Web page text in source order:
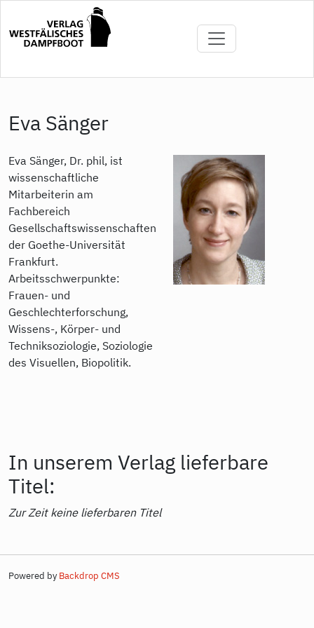
Inhalt
Eva Sänger
Eva Sänger, Dr. phil, ist
wissenschaftliche
Mitarbeiterin am
Fachbereich
Gesellschaftswissenschaften
der Goethe-Universität
Frankfurt.
Arbeitsschwerpunkte:
Frauen- und
Geschlechterforschung,
Wissens-, Körper- und
Techniksoziologie, Soziologie
des Visuellen, Biopolitik.
In unserem Verlag lieferbare
Titel:
Zur Zeit keine lieferbaren Titel
Powered by Backdrop CMS